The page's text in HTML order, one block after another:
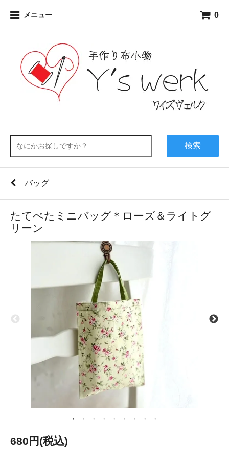
メニュー 0
検索
バッグ
たてぺたミニバッグ＊ローズ＆ライトグ
リーン
680円(税込)